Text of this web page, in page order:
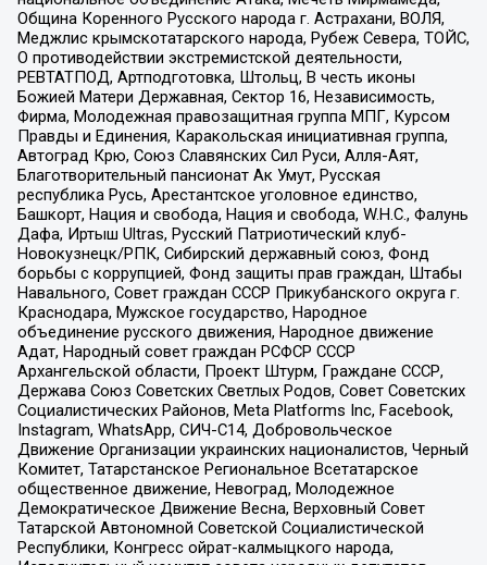
Община Коренного Русского народа г. Астрахани, ВОЛЯ,
Меджлис крымскотатарского народа, Рубеж Севера, ТОЙС,
О противодействии экстремистской деятельности,
РЕВТАТПОД, Артподготовка, Штольц, В честь иконы
Божией Матери Державная, Сектор 16, Независимость,
Фирма, Молодежная правозащитная группа МПГ, Курсом
Правды и Единения, Каракольская инициативная группа,
Автоград Крю, Союз Славянских Сил Руси, Алля-Аят,
Благотворительный пансионат Ак Умут, Русская
республика Русь, Арестантское уголовное единство,
Башкорт, Нация и свобода, Нация и свобода, W.H.С., Фалунь
Дафа, Иртыш Ultras, Русский Патриотический клуб-
Новокузнецк/РПК, Сибирский державный союз, Фонд
борьбы с коррупцией, Фонд защиты прав граждан, Штабы
Навального, Совет граждан СССР Прикубанского округа г.
Краснодара, Мужское государство, Народное
объединение русского движения, Народное движение
Адат, Народный совет граждан РСФСР СССР
Архангельской области, Проект Штурм, Граждане СССР,
Держава Союз Советских Светлых Родов, Совет Советских
Социалистических Районов, Meta Platforms Inc, Facebook,
Instagram, WhatsApp, СИЧ-С14, Добровольческое
Движение Организации украинских националистов, Черный
Комитет, Татарстанское Региональное Всетатарское
общественное движение, Невоград, Молодежное
Демократическое Движение Весна, Верховный Совет
Татарской Автономной Советской Социалистической
Республики, Конгресс ойрат-калмыцкого народа,